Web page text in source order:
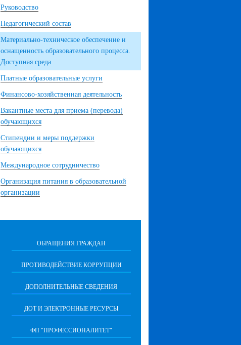
Руководство
Педагогический состав
Материально-техническое обеспечение и
оснащенность образовательного процесса.
Доступная среда
Платные образовательные услуги
Финансово-хозяйственная деятельность
Вакантные места для приема (перевода)
обучающихся
Стипендии и меры поддержки
обучающихся
Международное сотрудничество
Организация питания в образовательной
организации
ОБРАЩЕНИЯ ГРАЖДАН
ПРОТИВОДЕЙСТВИЕ КОРРУПЦИИ
ДОПОЛНИТЕЛЬНЫЕ СВЕДЕНИЯ
ДОТ И ЭЛЕКТРОННЫЕ РЕСУРСЫ
ФП "ПРОФЕССИОНАЛИТЕТ"